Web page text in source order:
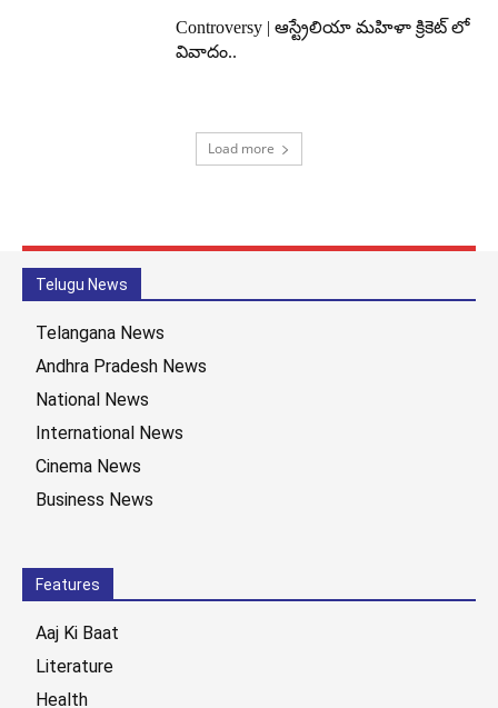
Controversy | ఆస్ట్రేలియా మహిళా క్రికెట్ లో
వివాదం..
Load more
Telugu News
Telangana News
Andhra Pradesh News
National News
International News
Cinema News
Business News
Features
Aaj Ki Baat
Literature
Health